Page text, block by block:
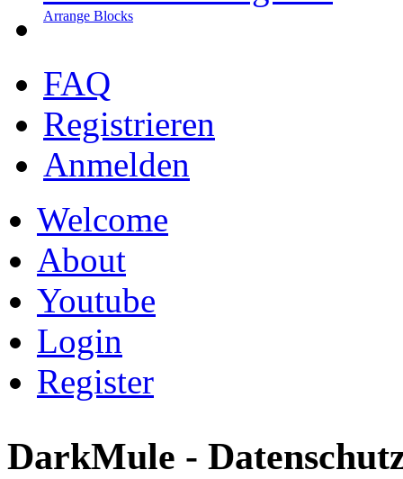
Arrange Blocks
FAQ
Registrieren
Anmelden
Welcome
About
Youtube
Login
Register
DarkMule -